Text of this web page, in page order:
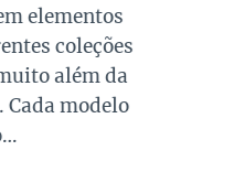
elementos
coleções
além da
Cada modelo